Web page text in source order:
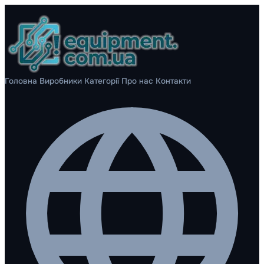
Головна Виробники Категорії Про нас Контакти